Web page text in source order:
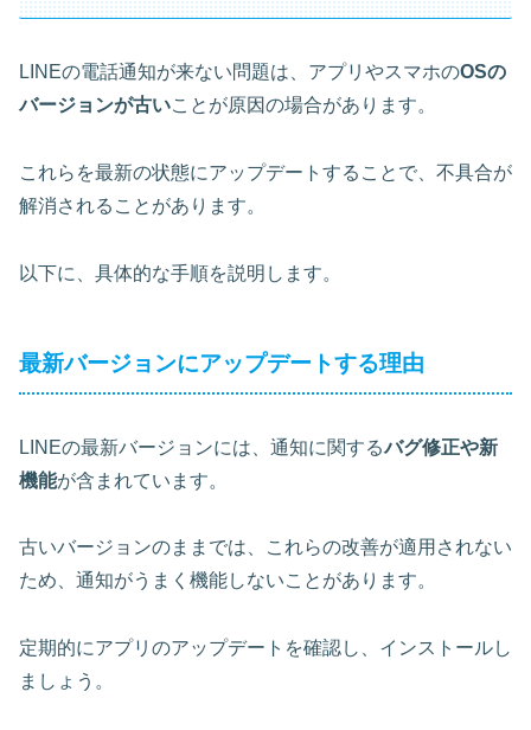
LINEの電話通知が来ない問題は、アプリやスマホのOSの
バージョンが古いことが原因の場合があります。
これらを最新の状態にアップデートすることで、不具合が
解消されることがあります。
以下に、具体的な手順を説明します。
最新バージョンにアップデートする理由
LINEの最新バージョンには、通知に関するバグ修正や新
機能が含まれています。
古いバージョンのままでは、これらの改善が適用されない
ため、通知がうまく機能しないことがあります。
定期的にアプリのアップデートを確認し、インストールし
ましょう。